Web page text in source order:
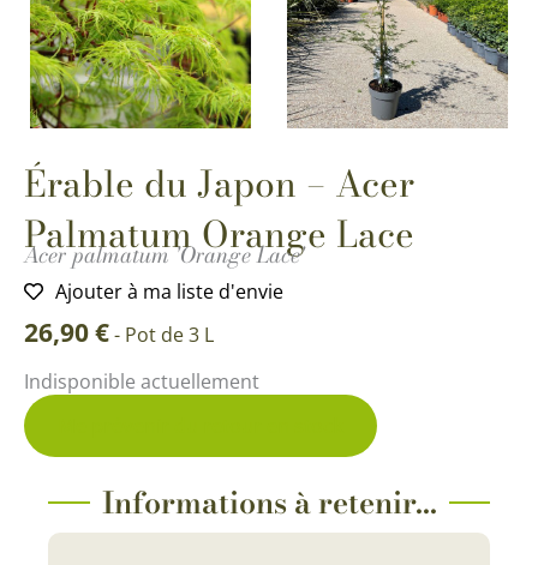
Érable du Japon – Acer
Palmatum Orange Lace
Acer palmatum 'Orange Lace'
Ajouter à ma liste d'envie
26,90€- Pot de 3 L
Indisponible actuellement
Informations à retenir...